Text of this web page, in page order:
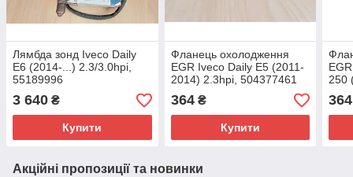
Лямбда зонд Iveco Daily
E6 (2014-...) 2.3/3.0hpi,
55189996
3 640 ₴
Купити
Фланець охолодження
EGR Iveco Daily E5 (2011-
2014) 2.3hpi, 504377461
364₴
Купити
250
364
Акційні пропозиції та новинки